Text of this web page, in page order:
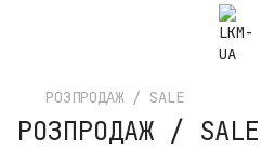
РОЗПРОДАЖ / SALE
РОЗПРОДАЖ / SALE